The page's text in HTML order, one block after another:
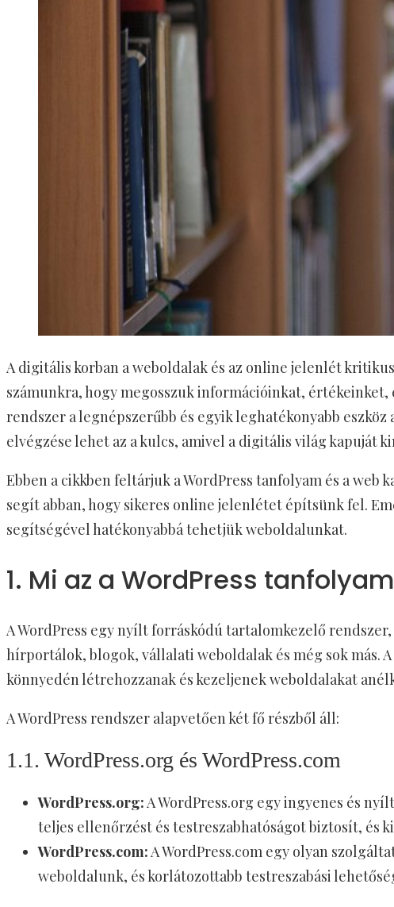
A digitális korban a weboldalak és az online jelenlét
számunkra, hogy megosszuk információinkat,
rendszer a legnépszerűbb és egyik leghatékonyabb
elvégzése lehet az a kulcs, amivel a digitális világ kapuját
Ebben a cikkben feltárjuk a WordPress tanfolyam és a
segít abban, hogy sikeres online jelenlétet építsünk fel.
segítségével hatékonyabbá tehetjük weboldalunkat.
1. Mi az a WordPress
A WordPress egy nyílt forráskódú tartalomkezelő
hírportálok, blogok, vállalati weboldalak és még sok más.
könnyedén létrehozzanak és kezeljenek weboldalakat
A WordPress rendszer alapvetően két fő részből áll:
1.1. WordPress.org és WordPress.com
WordPress.org: A WordPress.org egy ingyenes és
teljes ellenőrzést és testreszabhatóságot biztosít, és
WordPress.com: A WordPress.com egy olyan
weboldalunk, és korlátozottabb testreszabási